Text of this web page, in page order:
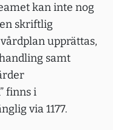
kan inte nog
skriftlig
upprättas,
samt
finns i
via 1177.